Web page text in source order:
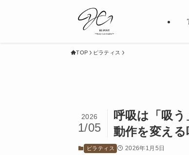
TOP ピラティス
呼吸は「吸
動作を変える
2026
1/05
ピラティス 2026年1月5日